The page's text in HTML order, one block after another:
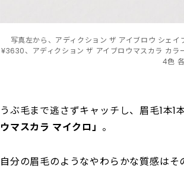
写真左から、アディクション ザ アイブロウ シェ
¥3630、アディクション ザ アイブロウマスカラ カ
4色
うぶ毛まで逃さずキャッチし、眉毛1本
ウマスカラ マイクロ」 。
自分の眉毛のようなやわらかな質感は